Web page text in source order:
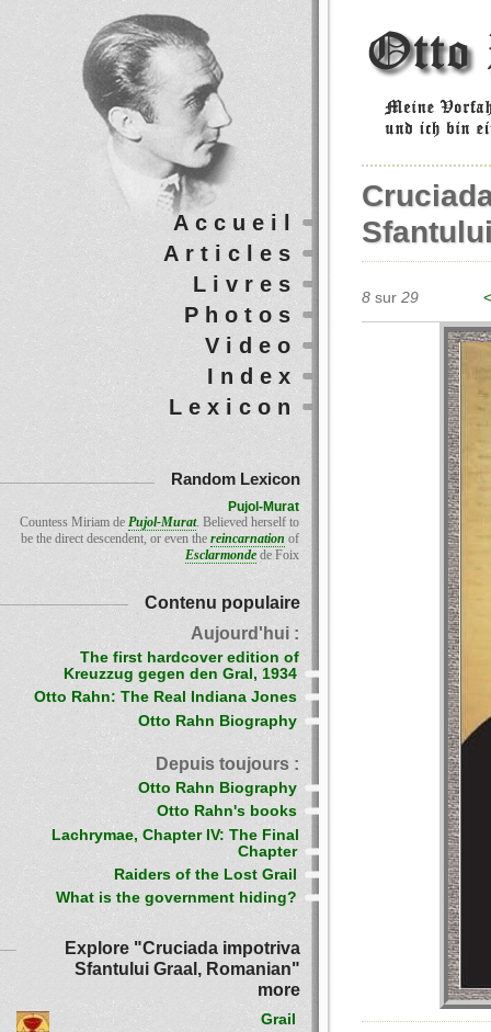
8 sur 29
Accueil
Articles
Livres
Photos
Video
Index
Lexicon
Random Lexicon
Pujol-Murat
Countess Miriam de Pujol-Murat. Believed herself to
be the direct descendent, or even the reincarnation of
Esclarmondede Foix
Contenu populaire
Aujourd'hui :
The first hardcover edition of
Kreuzzug gegen den Gral, 1934
Otto Rahn: The Real Indiana Jones
Otto Rahn Biography
Depuis toujours :
Otto Rahn Biography
Otto Rahn's books
Lachrymae, Chapter IV: The Final
Chapter
Raiders of the Lost Grail
What is the government hiding?
Explore "Cruciada impotriva
Sfantului Graal, Romanian"
more
Grail